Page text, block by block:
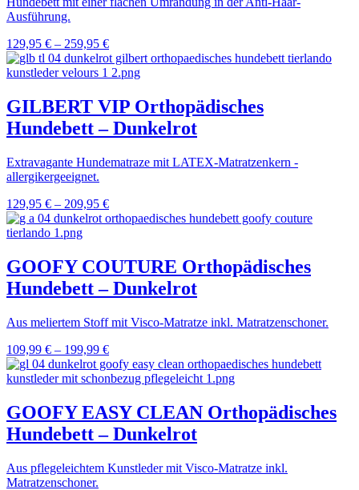
Ausführung.
129,95 € – 259,95 €
GILBERT VIP Orthopädisches
Hundebett – Dunkelrot
Extravagante Hundematraze mit LATEX-Matratzenkern -
allergikergeeignet.
129,95 € – 209,95 €
GOOFY COUTURE Orthopädisches
Hundebett – Dunkelrot
Aus meliertem Stoff mit Visco-Matratze inkl. Matratzenschoner.
109,99 € – 199,99 €
GOOFY EASY CLEAN Orthopädisches
Hundebett – Dunkelrot
Aus pflegeleichtem Kunstleder mit Visco-Matratze inkl.
Matratzenschoner.